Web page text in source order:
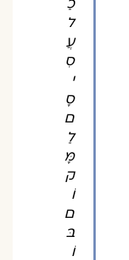
ל
עֲ
סִ
סָ
ם
לַ
מָּ
ק
ם
בּ